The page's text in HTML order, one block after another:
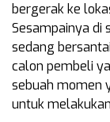
bergerak ke
Sesampainya di
sedang
calon pembeli
sebuah momen
untuk